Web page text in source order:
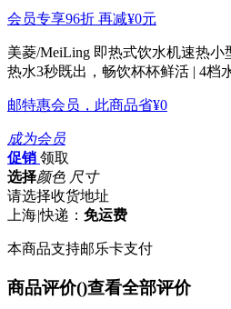
会员专享96折 再减¥0元
美菱/MeiLing 即热式饮水机速热小
热水3秒既出，畅饮杯杯鲜活 | 4档
邮特惠会员，此商品省¥0
成为会员
促销 领取
选择颜色 尺寸
请选择收货地址
上海|快递： 免运费
本商品支持邮乐卡支付
商品评价()查看全部评价